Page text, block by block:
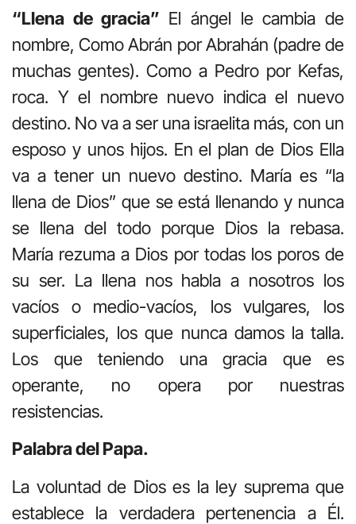
“Llena de gracia” El ángel le cambia de
nombre, Como Abrán por Abrahán (padre de
muchas gentes). Como a Pedro por Kefas,
roca. Y el nombre nuevo indica el nuevo
destino. No va a ser una israelita más, con un
esposo y unos hijos. En el plan de Dios Ella
va a tener un nuevo destino. María es “la
llena de Dios” que se está llenando y nunca
se llena del todo porque Dios la rebasa.
María rezuma a Dios por todas los poros de
su ser. La llena nos habla a nosotros los
vacíos o medio-vacíos, los vulgares, los
superficiales, los que nunca damos la talla.
Los que teniendo una gracia que es
operante, no opera por nuestras
resistencias.
Palabra del Papa.
La voluntad de Dios es la ley suprema que
establece la verdadera pertenencia a Él.